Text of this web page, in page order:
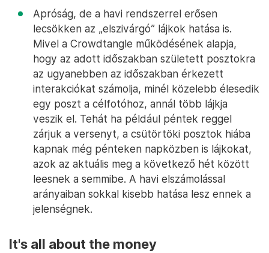
Apróság, de a havi rendszerrel erősen
lecsökken az „elszivárgó” lájkok hatása is.
Mivel a Crowdtangle működésének alapja,
hogy az adott időszakban született posztokra
az ugyanebben az időszakban érkezett
interakciókat számolja, minél közelebb élesedik
egy poszt a célfotóhoz, annál több lájkja
veszik el. Tehát ha például péntek reggel
zárjuk a versenyt, a csütörtöki posztok hiába
kapnak még pénteken napközben is lájkokat,
azok az aktuális meg a következő hét között
leesnek a semmibe. A havi elszámolással
arányaiban sokkal kisebb hatása lesz ennek a
jelenségnek.
It's all about the money